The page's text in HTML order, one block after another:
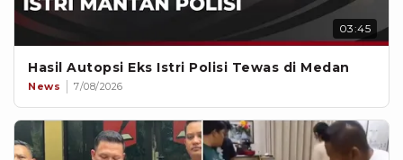
03:45
Hasil Autopsi Eks Istri Polisi Tewas di Medan
News 7/08/2026